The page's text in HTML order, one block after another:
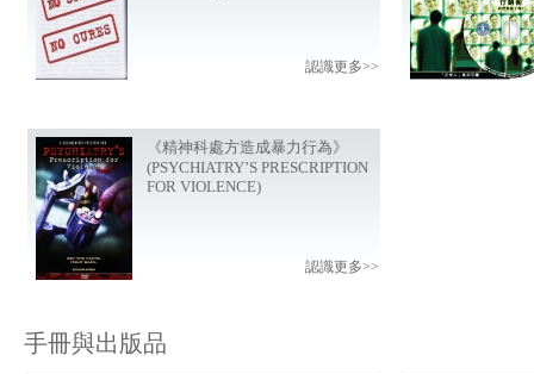
認識更多>>
《精神科處方造成暴力行為》
(PSYCHIATRY’S PRESCRIPTION
FOR VIOLENCE)
認識更多>>
手冊與出版品